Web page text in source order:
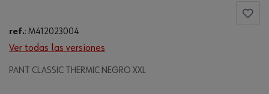
ref.: M412023004
Ver todas las versiones
PANT CLASSIC THERMIC NEGRO XXL